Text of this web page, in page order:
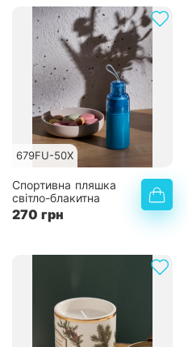
679FU-50X
Спортивна пляшка
світло-блакитна
270 грн